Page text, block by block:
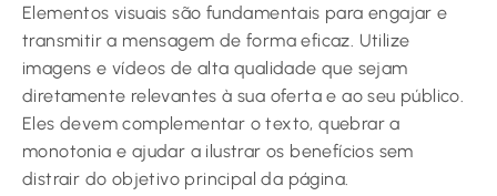
Elementos visuais são fundamentais para engajar e
transmitir a mensagem de forma eficaz. Utilize
imagens e vídeos de alta qualidade que sejam
diretamente relevantes à sua oferta e ao seu público.
Eles devem complementar o texto, quebrar a
monotonia e ajudar a ilustrar os benefícios sem
distrair do objetivo principal da página.